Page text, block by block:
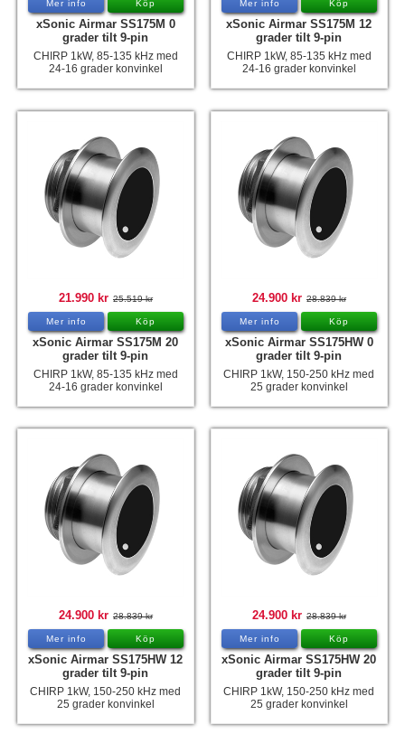
Mer info Köp
xSonic Airmar SS175M 0
grader tilt 9-pin
CHIRP 1kW, 85-135 kHz med
24-16 grader konvinkel
Mer info Köp
xSonic Airmar SS175M 12
grader tilt 9-pin
CHIRP 1kW, 85-135 kHz med
24-16 grader konvinkel
21.990 kr 25.519 kr
Mer info Köp
xSonic Airmar SS175M 20
grader tilt 9-pin
CHIRP 1kW, 85-135 kHz med
24-16 grader konvinkel
24.900 kr 28.839 kr
Mer info Köp
xSonic Airmar SS175HW 0
grader tilt 9-pin
CHIRP 1kW, 150-250 kHz med
25 grader konvinkel
24.900 kr 28.839 kr
Mer info Köp
xSonic Airmar SS175HW 12
grader tilt 9-pin
CHIRP 1kW, 150-250 kHz med
25 grader konvinkel
24.900 kr 28.839 kr
Mer info Köp
xSonic Airmar SS175HW 20
grader tilt 9-pin
CHIRP 1kW, 150-250 kHz med
25 grader konvinkel